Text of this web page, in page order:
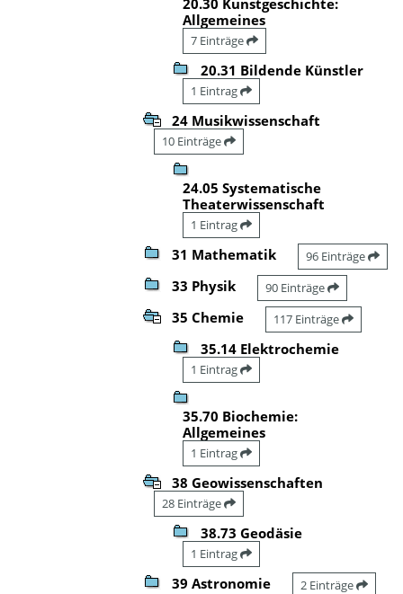
Allgemeines
7 Einträge
20.31 Bildende Künstler
1 Eintrag
24 Musikwissenschaft
10 Einträge
24.05 Systematische
Theaterwissenschaft
1 Eintrag
31 Mathematik 96 Einträge
33 Physik 90 Einträge
35 Chemie 117 Einträge
35.14 Elektrochemie
1 Eintrag
35.70 Biochemie:
Allgemeines
1 Eintrag
38 Geowissenschaften
28 Einträge
38.73 Geodäsie
1 Eintrag
39 Astronomie 2 Einträge